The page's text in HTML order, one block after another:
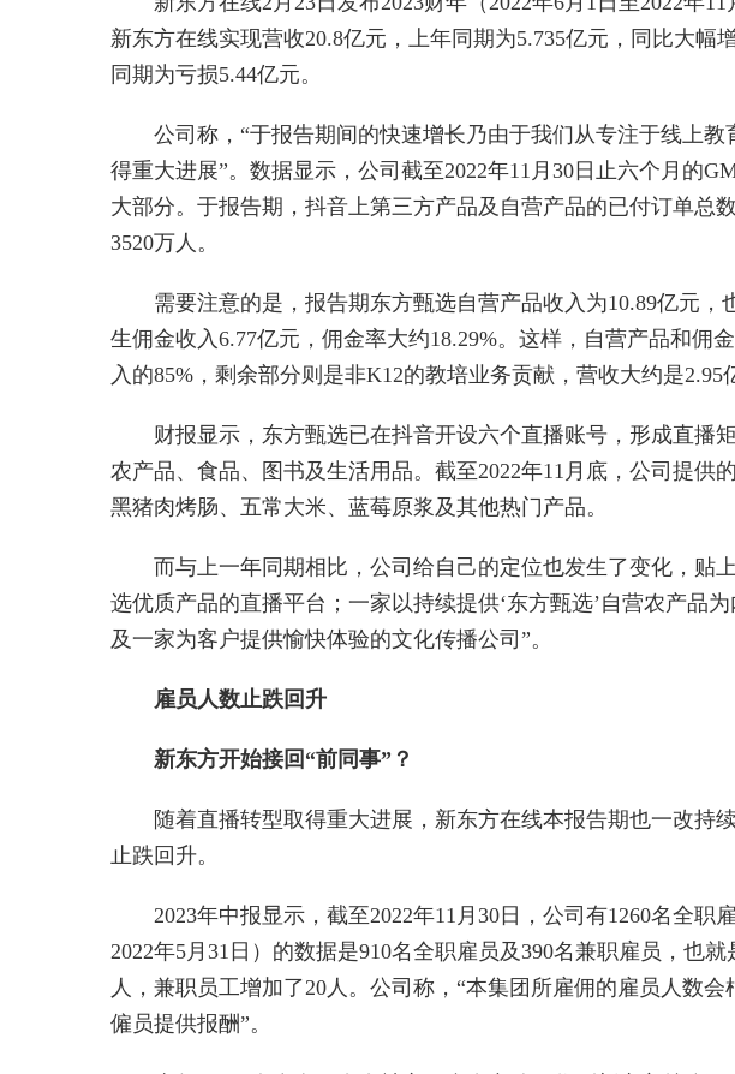
新东方在线实现营收20.8亿元，上年同期为5.735亿元，同比大幅
同期为亏损5.44亿元。
公司称，“于报告期间的快速增长乃由于我们从专注于线上
得重大进展”。数据显示，公司截至2022年11月30日止六个月的
大部分。于报告期，抖音上第三方产品及自营产品的已付订单总
3520万人。
需要注意的是，报告期东方甄选自营产品收入为10.89亿元
生佣金收入6.77亿元，佣金率大约18.29%。这样，自营产品和佣
入的85%，剩余部分则是非K12的教培业务贡献，营收大约是2.95
财报显示，东方甄选已在抖音开设六个直播账号，形成直播
农产品、食品、图书及生活用品。截至2022年11月底，公司提供
黑猪肉烤肠、五常大米、蓝莓原浆及其他热门产品。
而与上一年同期相比，公司给自己的定位也发生了变化，贴
选优质产品的直播平台；一家以持续提供‘东方甄选’自营农产品
及一家为客户提供愉快体验的文化传播公司”。
雇员人数止跌回升
新东方开始接回“前同事”？
随着直播转型取得重大进展，新东方在线本报告期也一改持
止跌回升。
2023年中报显示，截至2022年11月30日，公司有1260名全职
2022年5月31日）的数据是910名全职雇员及390名兼职雇员，也
人，兼职员工增加了20人。公司称，“本集团所雇佣的雇员人数
僱员提供报酬”。